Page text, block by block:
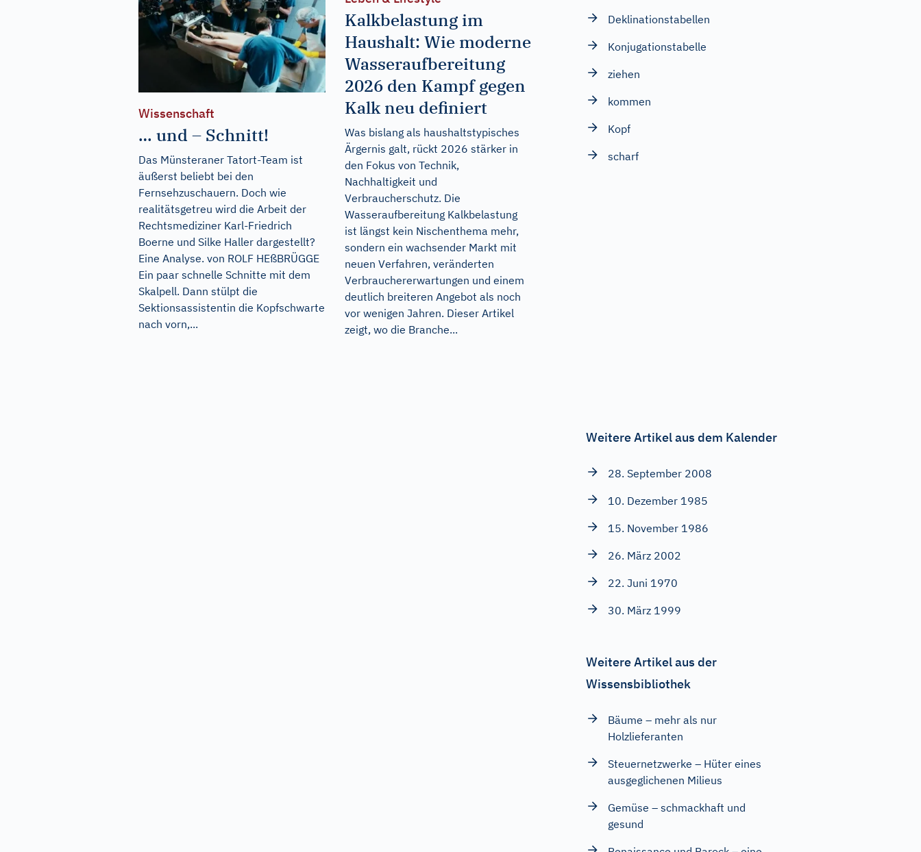
Wissenschaft
… und – Schnitt!
Das Münsteraner Tatort-Team ist
äußerst beliebt bei den
Fernsehzuschauern. Doch wie
realitätsgetreu wird die Arbeit der
Rechtsmediziner Karl-Friedrich
Boerne und Silke Haller dargestellt?
Eine Analyse. von ROLF HEßBRÜGGE
Ein paar schnelle Schnitte mit dem
Skalpell. Dann stülpt die
Sektionsassistentin die Kopfschwarte
nach vorn,...
Kalkbelastung im
Haushalt: Wie moderne
Wasseraufbereitung
2026 den Kampf gegen
Kalk neu definiert
Was bislang als haushaltstypisches
Ärgernis galt, rückt 2026 stärker in
den Fokus von Technik,
Nachhaltigkeit und
Verbraucherschutz. Die
Wasseraufbereitung Kalkbelastung
ist längst kein Nischenthema mehr,
sondern ein wachsender Markt mit
neuen Verfahren, veränderten
Verbrauchererwartungen und einem
deutlich breiteren Angebot als noch
vor wenigen Jahren. Dieser Artikel
zeigt, wo die Branche...
Deklinationstabellen
Konjugationstabelle
ziehen
kommen
Kopf
scharf
Weitere Artikel aus dem Kalender
28. September 2008
10. Dezember 1985
15. November 1986
26. März 2002
22. Juni 1970
30. März 1999
Weitere Artikel aus der
Wissensbibliothek
Bäume – mehr als nur
Holzlieferanten
Steuernetzwerke – Hüter eines
ausgeglichenen Milieus
Gemüse – schmackhaft und
gesund